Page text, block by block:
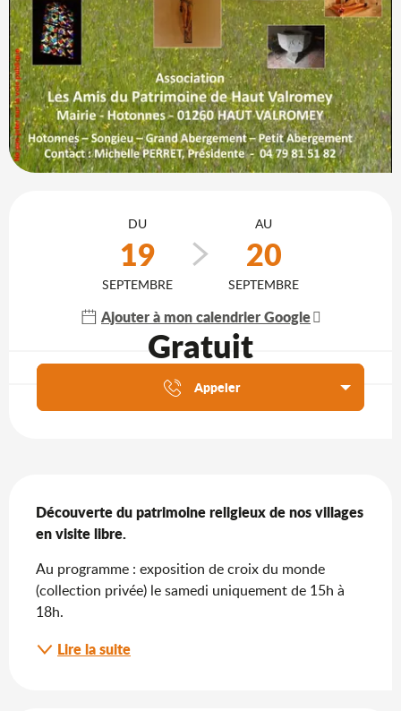
DU
19
SEPTEMBRE
AU
20
SEPTEMBRE
Ajouter à mon calendrier Google
Gratuit
Agenda du moment
Appeler
Découverte du patrimoine religieux de nos villages
en visite libre.
Au programme : exposition de croix du monde
(collection privée) le samedi uniquement de 15h à
18h.
Lire la suite